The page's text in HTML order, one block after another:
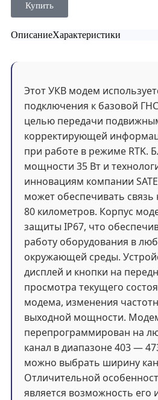
Купить
ОписаниеХарактеристики
Этот УКВ модем
подключения к базовой
целью передачи
корректирующей
при работе в режиме RTK.
мощности 35 Вт и
инновациям компании
может обеспечивать связь
80 километров. Корпус
защиты IP67, что
работу оборудования в
окружающей среды.
дисплей и кнопки на
просмотра текущего
модема, изменения
выходной мощности.
перепрограммирован на
канал в диапазоне 403 —
можно выбрать ширину
Отличительной
является возможность его